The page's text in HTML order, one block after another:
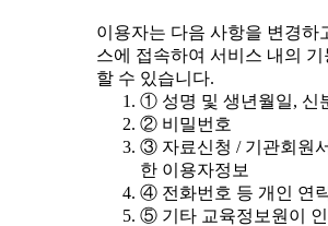
이용자는 다음 사항을 변경하
스에 접속하여 서비스 내의
할 수 있습니다.
① 성명 및 생년월일, 신
② 비밀번호
③ 자료신청 / 기관회원
한 이용자정보
④ 전화번호 등 개인 연
⑤ 기타 교육정보원이